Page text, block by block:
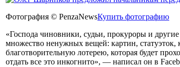
Фотография © PenzaNewsКупить фотографию
«Господа чиновники, судьи, прокуроры и
множество ненужных вещей: картин, статуэток,
благотворительную лотерею, которая будет
отдать все это инкогнито», — написал он в